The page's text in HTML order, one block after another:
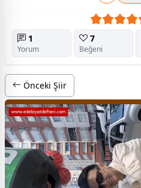
1
Yorum
7
Beğeni
Önceki Şiir